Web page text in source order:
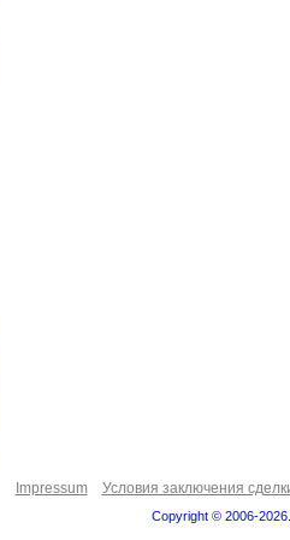
Impressum Условия заключения
Copyright © 2006-